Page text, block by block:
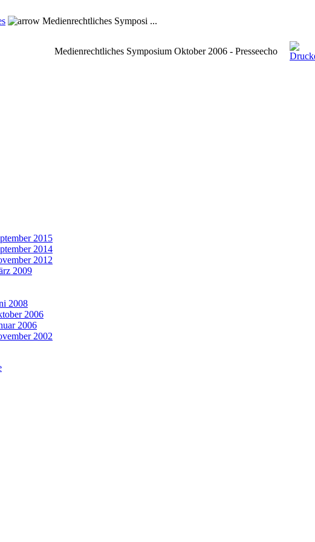
Medienrechtliches Symposi ...
2015
2014
2012
2009
2008
2006
2006
2002
Medienrechtliches Symposium Oktober 2006 - Presseecho